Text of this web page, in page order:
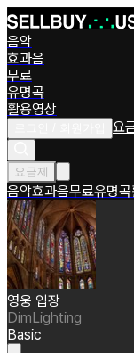
음악
효과음
무료
유명곡
활용영상
요
요금제
음악효과음무료유명곡
영웅 입장
DimLighting
Basic